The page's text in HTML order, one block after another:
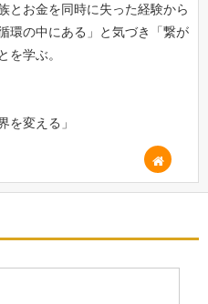
とお金を同時に失った経験から
環の中にある」と気づき「繋が
を学ぶ。
を変える」